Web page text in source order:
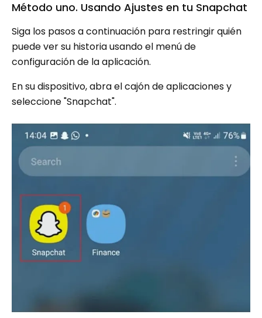
Método uno. Usando Ajustes en tu Snapchat
Siga los pasos a continuación para restringir quién
puede ver su historia usando el menú de
configuración de la aplicación.
En su dispositivo, abra el cajón de aplicaciones y
seleccione "Snapchat".